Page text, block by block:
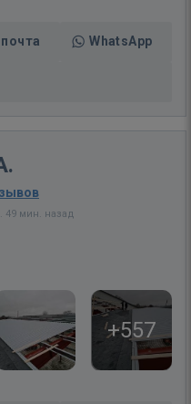
WhatsApp
49 мин. назад
+557